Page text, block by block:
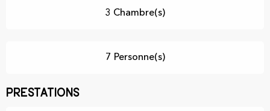
3 Chambre(s)
7 Personne(s)
Prestations